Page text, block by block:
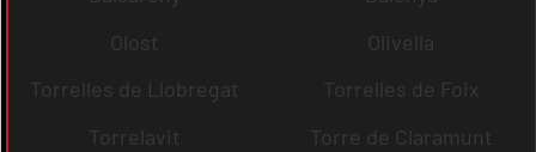
Olost
Olivella
Torrelles de Llobregat
Torrelles de Foix
Torrelavit
Torre de Claramunt